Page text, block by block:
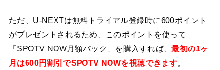
ただ、U-NEXTは無料トライアル登録時に600ポイント
がプレゼントされるため、このポイントを使って
「SPOTV NOW月額パック」を購入すれば、最初の1ヶ
月は600円割引でSPOTV NOWを視聴できます。